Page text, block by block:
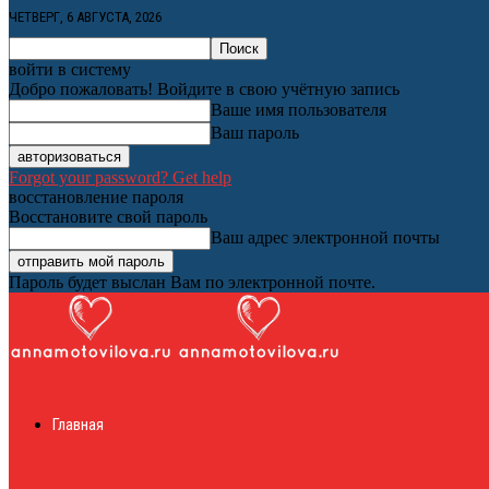
ЧЕТВЕРГ, 6 АВГУСТА, 2026
войти в систему
Добро пожаловать! Войдите в свою учётную запись
Ваше имя пользователя
Ваш пароль
Forgot your password? Get help
восстановление пароля
Восстановите свой пароль
Ваш адрес электронной почты
Пароль будет выслан Вам по электронной почте.
Главная